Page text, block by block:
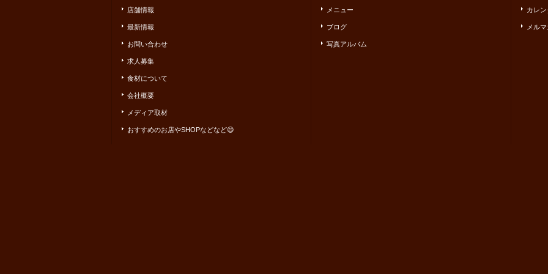
店舗情報
最新情報
お問い合わせ
求人募集
食材について
会社概要
メディア取材
おすすめのお店やSHOPなどなど😄
メニュー
ブログ
写真アルバム
カレ
メル